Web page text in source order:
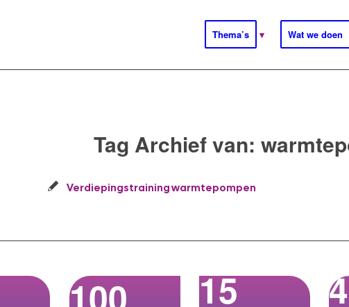
Thema’s Wat we doen
Tag Archief van:
Verdiepingstraining warmtepompen
100 15